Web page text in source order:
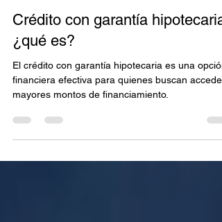
27 dic 2024
2 min de lectura
Crédito con garantía hipotecaria:
¿qué es?
El crédito con garantía hipotecaria es una opción
mayores montos de financiamiento.